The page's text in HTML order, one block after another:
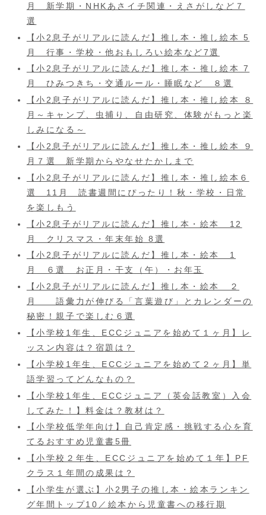
月 新学期・NHKあさイチ関連・えさがしなど７
選
【小2息子がリアルに読んだ】推し本・推し絵本 5
月 行事・学校・他おもしろい絵本など7選
【小2息子がリアルに読んだ】推し本・推し絵本 7
月 ひみつきち・交通ルール・睡眠など ８選
【小2息子がリアルに読んだ】推し本・推し絵本 ８
月～キャンプ、虫捕り、自由研究、体験がもっと楽
しみになる～
【小2息子がリアルに読んだ】推し本・推し絵本 ９
月７選 新学期からやなせたかしまで
【小2息子がリアルに読んだ】推し本・推し絵本６
選 11月 読書週間にぴったり！秋・学校・日常
を楽しもう
【小2息子がリアルに読んだ】推し本・絵本 12
月 クリスマス・年末年始 8選
【小2息子がリアルに読んだ】推し本・絵本 1
月 ６選 お正月・干支（午）・お年玉
【小2息子がリアルに読んだ】推し本・絵本 ２
月 語彙力が伸びる「言葉遊び」とカレンダーの
秘密！親子で楽しむ６選
【小学校1年生、ECCジュニアを始めて１ヶ月】レ
ッスン内容は？宿題は？
【小学校1年生、ECCジュニアを始めて２ヶ月】単
語学習ってどんなもの？
【小学校1年生、ECCジュニア（英会話教室）入会
してみた！】料金は？教材は？
【小学校低学年向け】自己肯定感・挑戦する心を育
てるおすすめ児童書5冊
【小学校２年生、ECCジュニアを始めて１年】PF
クラス１年間の成果は？
【小学生が選ぶ】小2男子の推し本・絵本ランキン
グ年間トップ10／絵本から児童書への移行期